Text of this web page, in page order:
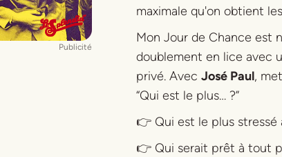
Publicité
maximale qu'on obtient
Mon Jour de Chance est
doublement en lice avec
privé. Avec José Paul,
“Qui est le plus… ?”
👉 Qui est le plus stressé
👉 Qui serait prêt à tout